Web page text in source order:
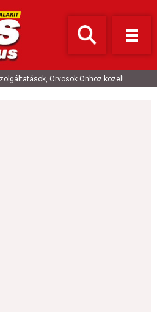
Orvosok Önhöz közel!